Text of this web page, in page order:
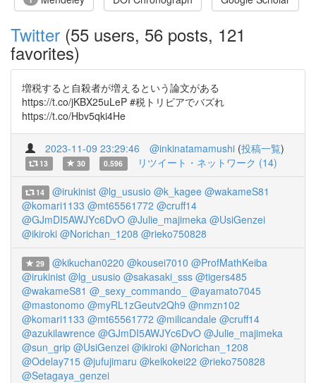
Twitter (55 users, 56 posts, 121
favorites)
増税すると自殺者が増えるという論文がある
https://t.co/jKBX25uLeP #税トリビアでバズれ
https://t.co/Hbv5qki4He
2023-11-09 23:29:46 @inkinatamamushi (投稿一覧)
13 30 0.596 リツイート・ネットワーク (14)
14 @irukinist @lg_ususio @k_kagee @wakameS81
@komari1133 @mt65561772 @cruff14
@GJmDI5AWJYc6DvO @Julie_majimeka @UsiGenzei
@ikiroki @Norichan_1208 @rieko750828
29 @kikuchan0220 @kousei7010 @ProfMathKeiba
@irukinist @lg_ususio @sakasaki_sss @tigers485
@wakameS81 @_sexy_commando_
@ayamato7045
@mastonomo @myRL1zGeutv2Qh9 @nmzn102
@komari1133 @mt65561772 @milicandale @cruff14
@azukilawrence @GJmDI5AWJYc6DvO @Julie_majimeka
@sun_grip @UsiGenzei @ikiroki @Norichan_1208
@Odelay715 @jufujimaru @keikokei22 @rieko750828
@Setagaya_genzei